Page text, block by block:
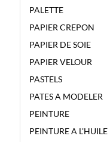
PALETTE
PAPIER CREPON
PAPIER DE SOIE
PAPIER VELOUR
PASTELS
PATES A MODELER
PEINTURE
PEINTURE A L'HUILE